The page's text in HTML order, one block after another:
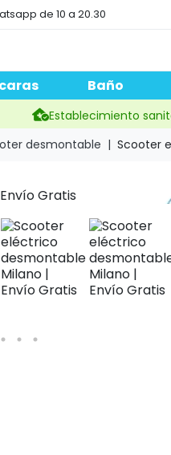
de 10 a 20.30
Baño
Establecimiento
desmontable Scooter